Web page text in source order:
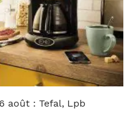
août : Tefal, Lpb